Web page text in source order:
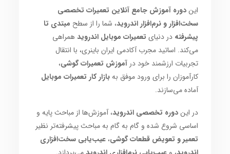
ایندوره آموزش جامع آنلاین تعمیرات تخصصی
سخت‌افزار و نرم‌افزار اندروید، شما را از سطح مبتدی تا
پیشرفته در دنیای تعمیرات موبایل اندرویدهمراهی
می‌کند. اساتید مجرب آکادمی ایران باینری، با انتقال
تجربیات ارزشمند خود درآموزش تعمیرات گوشی،
کارآموزان را برای ورود موفق بهبازار کار تعمیرات موبایل
آماده می‌سازند.
در ایندوره تخصصی اندروید، آموزش‌ها از مباحث پایه و
اساسی شروع شده و گام به گام به مباحث پیشرفته‌تر نظیر
تعمیر و تعویض قطعات گوشی،عیب‌یابی سخت‌افزاری